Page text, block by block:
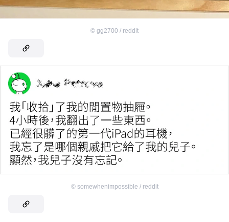
© gg2700 / reddit
© somewhenimpossible / reddit